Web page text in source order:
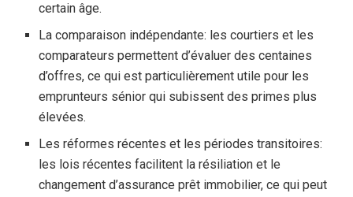
certain âge.
La comparaison indépendante: les courtiers et les
comparateurs permettent d’évaluer des centaines
d’offres, ce qui est particulièrement utile pour les
emprunteurs sénior qui subissent des primes plus
élevées.
Les réformes récentes et les périodes transitoires:
les lois récentes facilitent la résiliation et le
changement d’assurance prêt immobilier, ce qui peut